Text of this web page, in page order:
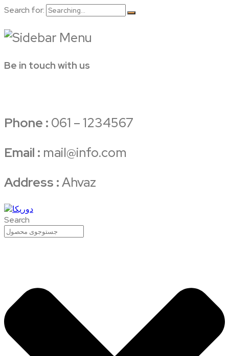
Search for:
Be in touch with us
Phone : 061 – 1234567
Email : mail@info.com
Address :Ahvaz
Search